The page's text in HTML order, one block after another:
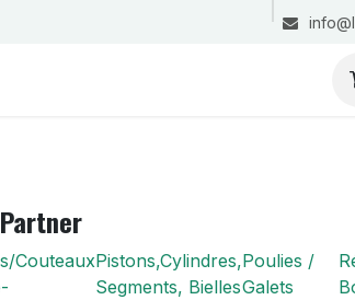
CouteauxPistons,Cylindres,
Segments, Bielles
Poulies /
Galets